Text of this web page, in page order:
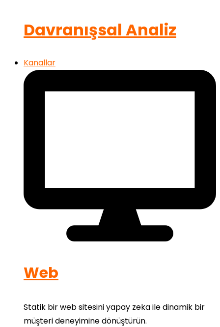
Davranışsal Analiz
Kanallar
Web
Statik bir web sitesini yapay zeka ile dinamik bir
müşteri deneyimine dönüştürün.